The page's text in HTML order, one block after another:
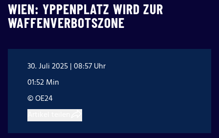
WIEN: YPPENPLATZ WIRD ZUR
WAFFENVERBOTSZONE
30. Juli 2025 | 08:57 Uhr
01:52 Min
© OE24